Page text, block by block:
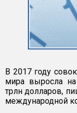
В 2017 году
мира выросла
трлн долларов,
международной